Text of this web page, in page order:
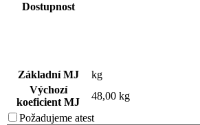
Dostupnost
Základní MJ
kg
Výchozí
koeficient MJ
48,00 kg
Požadujeme atest